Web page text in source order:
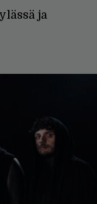
ja